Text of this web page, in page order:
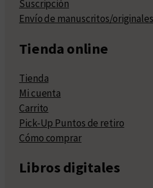
Suscripción
Envío de manuscritos/originales
Tienda online
Tienda
Mi cuenta
Carrito
Pick-Up Puntos de retiro
Cómo comprar
Libros digitales